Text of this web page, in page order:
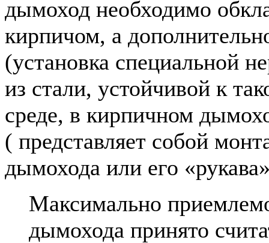
дымоход необходимо
кирпичом, а
(установка специальной
из стали, устойчивой к
среде, в кирпичном
( представляет собой
дымохода или его
Максимально
дымохода принято